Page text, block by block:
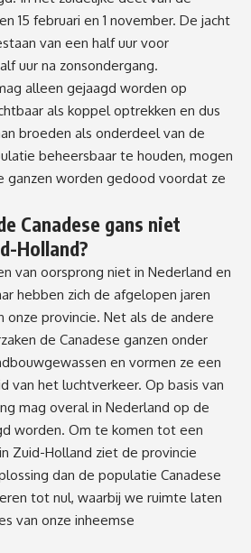
15 februari en 1 november. De jacht
van een half uur voor
uur na zonsondergang.
alleen gejaagd worden op
als koppel optrekken en dus
broeden als onderdeel van de
beheersbaar te houden, mogen
ganzen worden gedood voordat ze
Canadese gans niet
Holland?
van oorsprong niet in Nederland en
hebben zich de afgelopen jaren
onze provincie. Net als de andere
de Canadese ganzen onder
en vormen ze een
van het luchtverkeer. Op basis van
mag overal in Nederland op de
worden. Om te komen tot een
Zuid-Holland ziet de provincie
dan de populatie Canadese
tot nul, waarbij we ruimte laten
van onze inheemse